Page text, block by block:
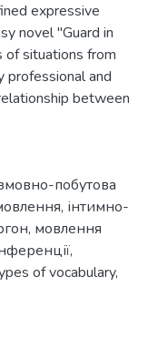
expressive
novel "Guard in
of situations from
professional and
between
побутова
, інтимно-
, мовлення
,
of vocabulary,